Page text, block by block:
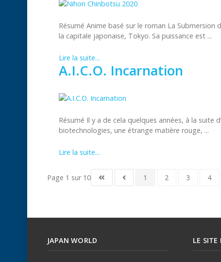
Résumé Anime basé sur le roman La
la capitale japonaise, Tokyo. Sa puissance est ...
Lire la suite...
A.I.C.O. Incarnation
Résumé Il y a de cela quelques années, à la suite
biotechnologies, une étrange matière rouge, ...
Lire la suite...
Page 1 sur 10 1 2 3 4
JAPAN WORLD LE SITE